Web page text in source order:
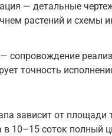
— детальные
растений и схемы
сопровождение
точность
зависит от площади
в 10–15 соток полный